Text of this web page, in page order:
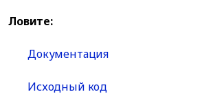
Ловите:
Документация
Исходный код